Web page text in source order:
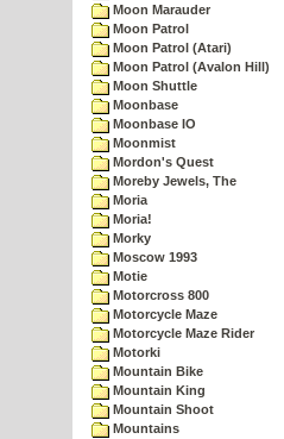
Moon Marauder
Moon Patrol
Moon Patrol (Atari)
Moon Patrol (Avalon Hill)
Moon Shuttle
Moonbase
Moonbase IO
Moonmist
Mordon's Quest
Moreby Jewels, The
Moria
Moria!
Morky
Moscow 1993
Motie
Motorcross 800
Motorcycle Maze
Motorcycle Maze Rider
Motorki
Mountain Bike
Mountain King
Mountain Shoot
Mountains